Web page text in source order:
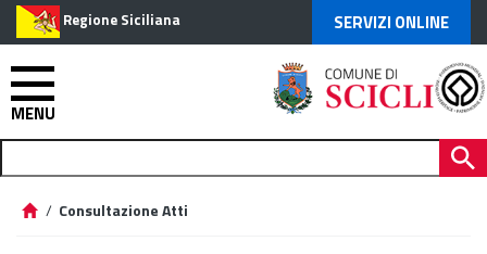
Regione Siciliana SERVIZI ONLINE
MENU
/ Consultazione Atti